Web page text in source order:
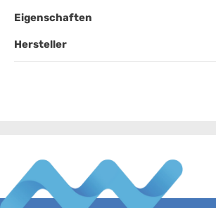
Eigenschaften
Hersteller